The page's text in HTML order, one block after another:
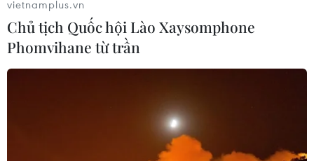
Ninh Thuận: Khám phá vẻ đẹp
quần thể san hô hóa thạch ở Hòn Đỏ
Hòn Đỏ thuộc xã biển Thanh Hải (Ninh Hải, Ninh Thuận)
nổi tiếng với quần thể san hô cổ hóa thạch hàng triệu
năm cùng nhiều hình thù kỳ lạ và độc đáo.
vietnamplus.vn
Chủ tịch Quốc hội Lào Xaysomphone
Phomvihane từ trần